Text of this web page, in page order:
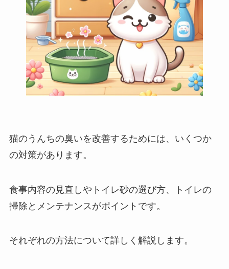
猫のうんちの臭いを改善するためには、いくつか
の対策があります。
食事内容の見直しやトイレ砂の選び方、トイレの
掃除とメンテナンスがポイントです。
それぞれの方法について詳しく解説します。